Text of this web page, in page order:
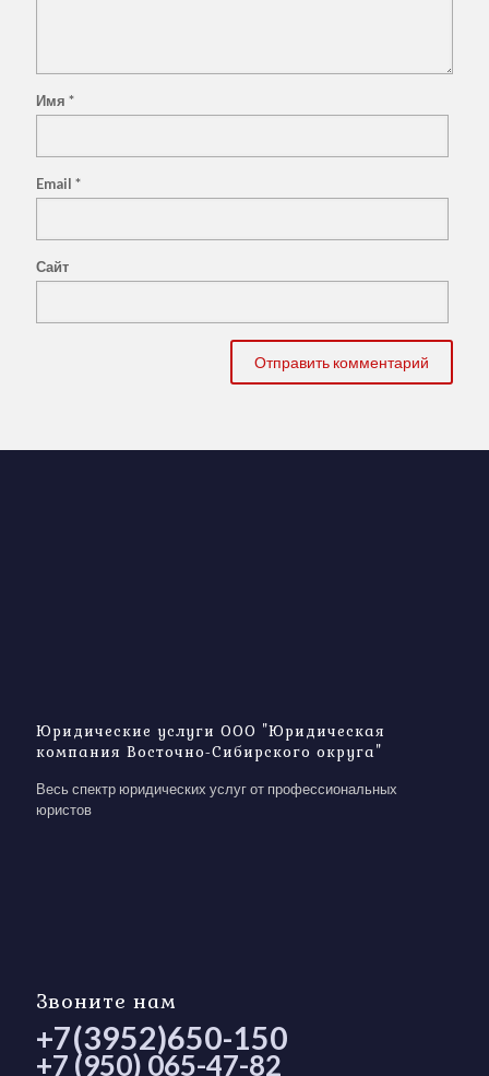
Имя *
Email *
Сайт
Юридические услуги ООО "Юридическая
компания Восточно-Сибирского округа"
Весь спектр юридических услуг от профессиональных
юристов
Звоните нам
+7(3952)650-150
+7 (950) 065-47-82